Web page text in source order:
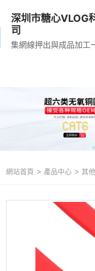
深圳市糖心VLOG
司
集網線押出與成品加工
網站首頁 > 產品中心 > 其